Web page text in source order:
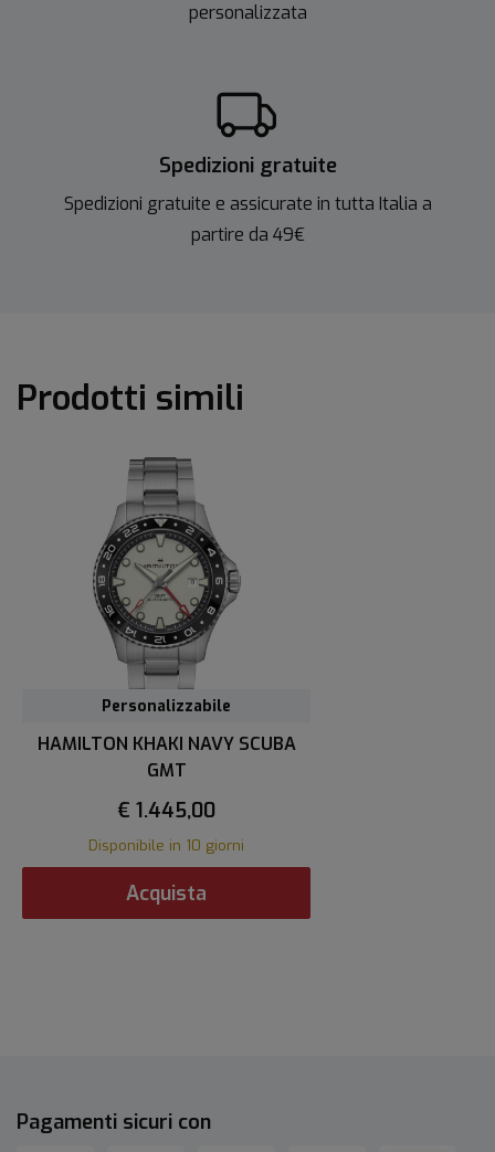
personalizzata
Spedizioni gratuite
Spedizioni gratuite e assicurate in tutta Italia a
partire da 49€
Prodotti simili
Personalizzabile
HAMILTON KHAKI NAVY SCUBA
GMT
€ 1.445,00
Disponibile in 10 giorni
Acquista
Pagamenti sicuri con